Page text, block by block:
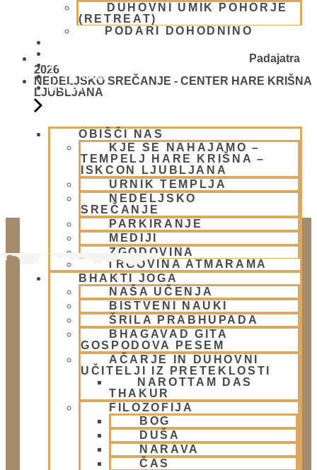
DUHOVNI UMIK POHORJE
(RETREAT)
PODARI DOHODNINO
VAŠA VPRAŠANJA
PIŠI NAM
BLOG
OBIŠČI NAS
KJE SE NAHAJAMO –
TEMPELJ HARE KRIŠNA –
ISKCON LJUBLJANA
URNIK TEMPLJA
NEDELJSKO
SREČANJE
PARKIRANJE
MEDIJI
ZGODOVINA
TRGOVINA ATMARAMA
BHAKTI JOGA
NAŠA UČENJA
BISTVENI NAUKI
ŠRILA PRABHUPADA
BHAGAVAD GITA
GOSPODOVA PESEM
AČARJE IN DUHOVNI
UČITELJI IZ PRETEKLOSTI
NAROTTAM DAS
THAKUR
FILOZOFIJA
BOG
DUŠA
NARAVA
ČAS
Padajatra
2026
NEDELJSKO SREČANJE - CENTER HARE KRIŠNA
LJUBLJANA
Doniraj